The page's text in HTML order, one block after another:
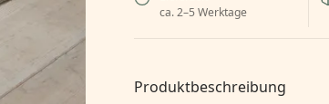
ca. 2–5 Werktage
Produktbeschreibung